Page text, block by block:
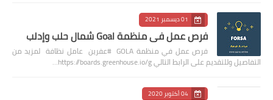
01 ديسمبر 2021
فرص عمل في منظمة Goal شمال حلب وإدلب
فرص عمل في منظمة GOLA #عفرين عامل نظافة لمزيد من
التفاصيل وللتقديم على الرابط التالي https://boards.greenhouse.io/g…
04 أكتوبر 2020